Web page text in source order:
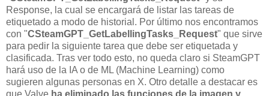
Response, la cual se encargará de listar las tareas de
etiquetado a modo de historial. Por último nos encontramos
con "CSteamGPT_GetLabellingTasks_Request" que sirve
para pedir la siguiente tarea que debe ser etiquetada y
clasificada. Tras ver todo esto, no queda claro si SteamGPT
hará uso de la IA o de ML (Machine Learning) como
sugieren algunas personas en X. Otro detalle a destacar es
que Valve ha eliminado las funciones de la imagen y